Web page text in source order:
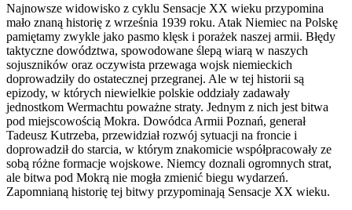
Najnowsze widowisko z cyklu Sensacje XX wieku przypomina
mało znaną historię z września 1939 roku. Atak Niemiec na Polskę
pamiętamy zwykle jako pasmo klęsk i porażek naszej armii. Błędy
taktyczne dowództwa, spowodowane ślepą wiarą w naszych
sojuszników oraz oczywista przewaga wojsk niemieckich
doprowadziły do ostatecznej przegranej. Ale w tej historii są
epizody, w których niewielkie polskie oddziały zadawały
jednostkom Wermachtu poważne straty. Jednym z nich jest bitwa
pod miejscowością Mokra. Dowódca Armii Poznań, generał
Tadeusz Kutrzeba, przewidział rozwój sytuacji na froncie i
doprowadził do starcia, w którym znakomicie współpracowały ze
sobą różne formacje wojskowe. Niemcy doznali ogromnych strat,
ale bitwa pod Mokrą nie mogła zmienić biegu wydarzeń.
Zapomnianą historię tej bitwy przypominają Sensacje XX wieku.